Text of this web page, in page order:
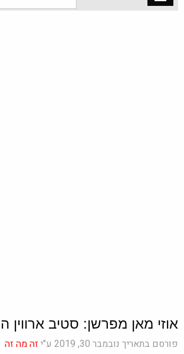
אוזי מאן מפרשן: סטיב ארווין
פורסם בתאריך נובמבר 30, 2019 ע"י
זה מה זה